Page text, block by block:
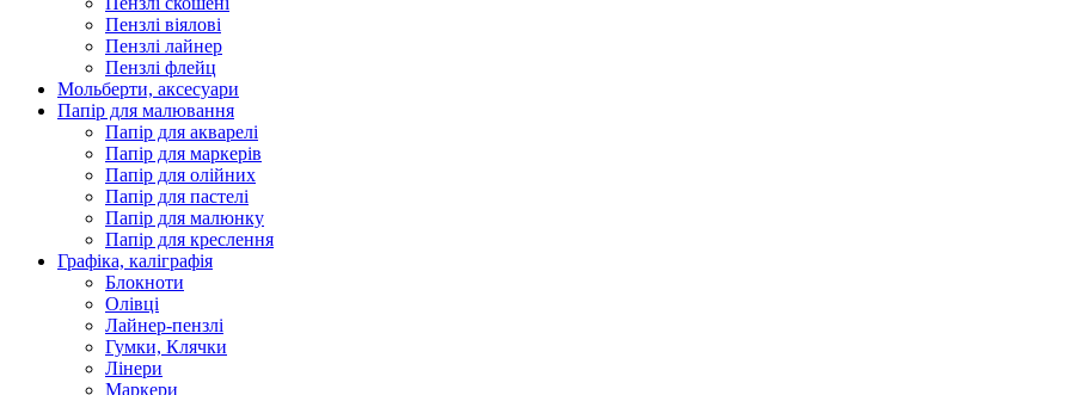
Пензлі віялові
Пензлі лайнер
Пензлі флейц
Мольберти, аксесуари
Папір для малювання
Папір для акварелі
Папір для маркерів
Папір для олійних
Папір для пастелі
Папір для малюнку
Папір для креслення
Графіка, каліграфія
Блокноти
Олівці
Лайнер-пензлі
Гумки, Клячки
Лінери
Маркери